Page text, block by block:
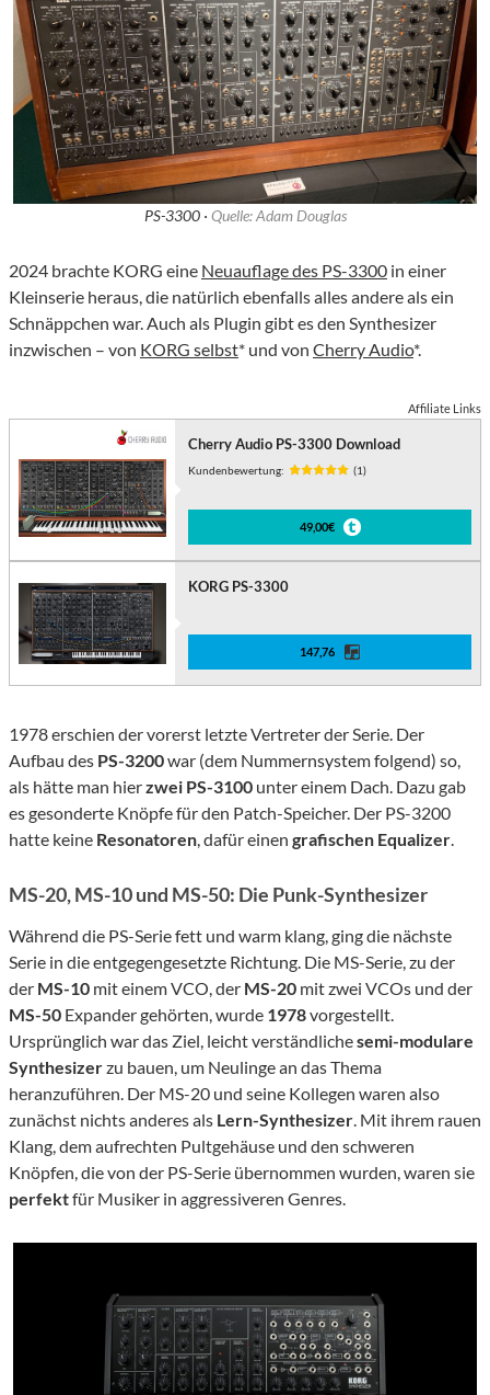
PS-3300 · Quelle: Adam Douglas
2024 brachte KORG eine Neuauflage des PS-3300 in einer
Kleinserie heraus, die natürlich ebenfalls alles andere als ein
Schnäppchen war. Auch als Plugin gibt es den Synthesizer
inzwischen – von KORG selbst* und von Cherry Audio*.
Affiliate Links
Cherry Audio PS-3300 Download
Kundenbewertung: (1)
49,00€
KORG PS-3300
147,76
1978 erschien der vorerst letzte Vertreter der Serie. Der
Aufbau des PS-3200war (dem Nummernsystem folgend) so,
als hätte man hierzwei PS-3100 unter einem Dach. Dazu gab
es gesonderte Knöpfe für den Patch-Speicher. Der PS-3200
hatte keine Resonatoren, dafür einen grafischen Equalizer.
MS-20, MS-10 und MS-50: Die Punk-Synthesizer
Während die PS-Serie fett und warm klang, ging die nächste
Serie in die entgegengesetzte Richtung. Die MS-Serie, zu der
der MS-10 mit einem VCO, der MS-20 mit zwei VCOs und der
MS-50 Expander gehörten, wurde 1978vorgestellt.
Ursprünglich war das Ziel, leicht verständlichesemi-modulare
Synthesizerzu bauen, um Neulinge an das Thema
heranzuführen. Der MS-20 und seine Kollegen waren also
zunächst nichts anderes als Lern-Synthesizer. Mit ihrem rauen
Klang, dem aufrechten Pultgehäuse und den schweren
Knöpfen, die von der PS-Serie übernommen wurden, waren sie
perfektfür Musiker in aggressiveren Genres.